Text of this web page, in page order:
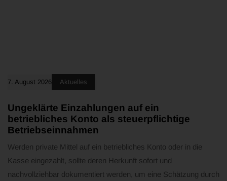
7. August 2026 Aktuelles
Ungeklärte Einzahlungen auf ein
betriebliches Konto als steuerpflichtige
Betriebseinnahmen
Werden private Mittel auf ein betriebliches Konto oder in die
Kasse eingezahlt, sollte deren Herkunft sofort und
nachvollziehbar dokumentiert werden, um eine Schätzung durch